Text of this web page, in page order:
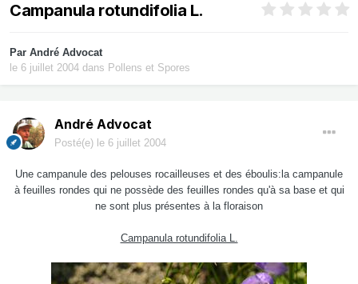
Campanula rotundifolia L.
Par André Advocat
le 6 juillet 2004 dans Pollens et Spores
André Advocat
Posté(e) le 6 juillet 2004
Une campanule des pelouses rocailleuses et des éboulis:la campanule
à feuilles rondes qui ne possède des feuilles rondes qu'à sa base et qui
ne sont plus présentes à la floraison
Campanula rotundifolia L.